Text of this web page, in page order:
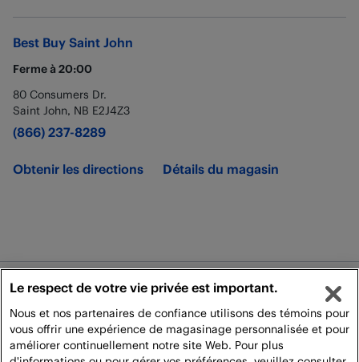
Best Buy Saint John
Ferme à 20:00
80 Consumers Dr.
Saint John, NB E2J4Z3
(866) 237-8289
Obtenir les directions Détails du magasin
Juridique
Politique de Livraison
Tous droits réservés. Pour utilisation personnelle et non commerciale
Le respect de votre vie privée est important.
Nous et nos partenaires de confiance utilisons des témoins pour
vous offrir une expérience de magasinage personnalisée et pour
améliorer continuellement notre site Web. Pour plus